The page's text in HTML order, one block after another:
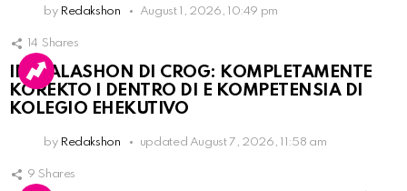
by Redakshon August 1, 2026, 10:49 pm
14 Shares
INSTALASHON DI CROG: KOMPLETAMENTE
KOREKTO I DENTRO DI E KOMPETENSIA DI
KOLEGIO EHEKUTIVO
by Redakshon updated August 7, 2026, 11:58 am
9 Shares